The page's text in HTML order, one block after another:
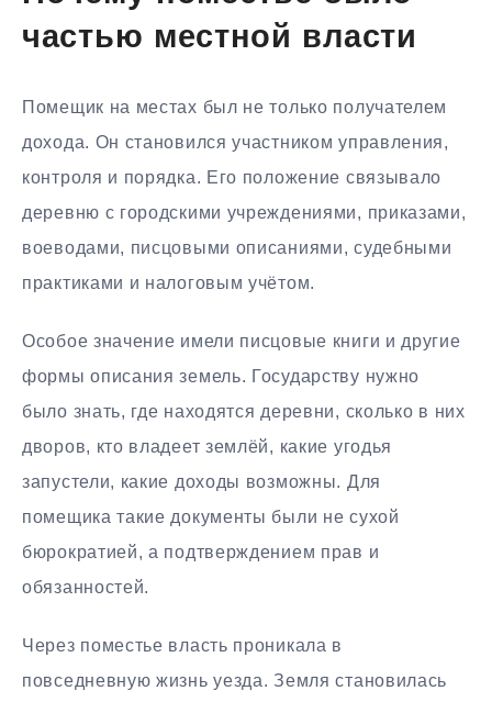
частью местной власти
Помещик на местах был не только получателем
дохода. Он становился участником управления,
контроля и порядка. Его положение связывало
деревню с городскими учреждениями, приказами,
воеводами, писцовыми описаниями, судебными
практиками и налоговым учётом.
Особое значение имели писцовые книги и другие
формы описания земель. Государству нужно
было знать, где находятся деревни, сколько в них
дворов, кто владеет землёй, какие угодья
запустели, какие доходы возможны. Для
помещика такие документы были не сухой
бюрократией, а подтверждением прав и
обязанностей.
Через поместье власть проникала в
повседневную жизнь уезда. Земля становилась